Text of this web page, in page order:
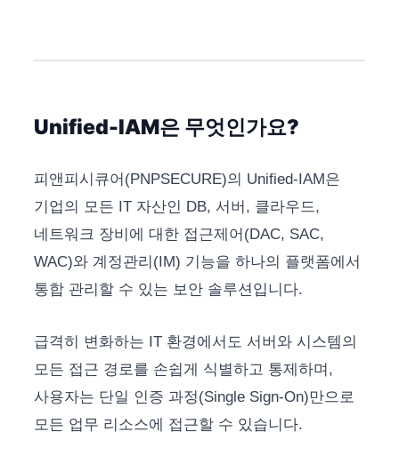
Unified-IAM은 무엇인가요?
피앤피시큐어(PNPSECURE)의 Unified-IAM은
기업의 모든 IT 자산인 DB, 서버, 클라우드,
네트워크 장비에 대한 접근제어(DAC, SAC,
WAC)와 계정관리(IM) 기능을 하나의 플랫폼에서
통합 관리할 수 있는 보안 솔루션입니다.
급격히 변화하는 IT 환경에서도 서버와 시스템의
모든 접근 경로를 손쉽게 식별하고 통제하며,
사용자는 단일 인증 과정(Single Sign-On)만으로
모든 업무 리소스에 접근할 수 있습니다.